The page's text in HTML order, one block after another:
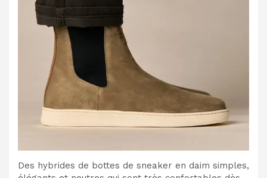
Des hybrides de bottes de sneaker en daim simples,